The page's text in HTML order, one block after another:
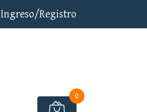
Ingreso/Registro
0